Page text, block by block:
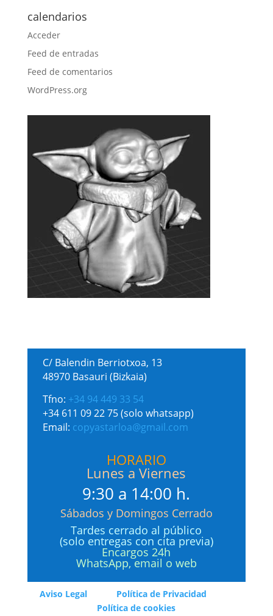
calendarios
Acceder
Feed de entradas
Feed de comentarios
WordPress.org
C/ Balendin Berriotxoa, 13
48970 Basauri (Bizkaia)
Tfno: +34 94 449 33 54
+34 611 09 22 75 (solo whatsapp)
Email: copyastarloa@gmail.com
HORARIO
Lunes a Viernes
9:30 a 14:00 h.
Sábados y Domingos Cerrado
Tardes cerrado al público
(solo entregas con cita previa)
Encargos 24h
WhatsApp, email o web
Aviso Legal
Política de Privacidad
Política de cookies